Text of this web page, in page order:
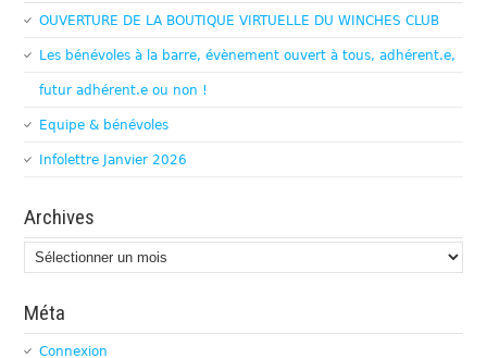
OUVERTURE DE LA BOUTIQUE VIRTUELLE DU WINCHES CLUB
Les bénévoles à la barre, évènement ouvert à tous, adhérent.e,
futur adhérent.e ou non !
Equipe & bénévoles
Infolettre Janvier 2026
Archives
Archives
Méta
Connexion